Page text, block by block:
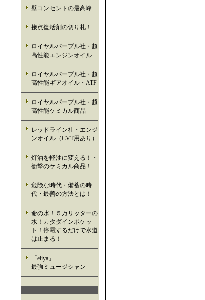
壁コンセントの最高峰
接点復活剤の切り札！
ロイヤルパープル社・超
高性能エンジンオイル
ロイヤルパープル社・超
高性能ギアオイル・ATF
ロイヤルパープル社・超
高性能ケミカル商品
レッドライン社・エンジ
ンオイル（CVT用あり）
灯油を軽油に変える！・
衝撃のケミカル商品！
危険な時代・備蓄の時
代・最善の方法とは！
命の水！５万リッターの
水！カタダインポケッ
ト！停電するだけで水道
は止まる！
「eliya」
最強ミュージシャン